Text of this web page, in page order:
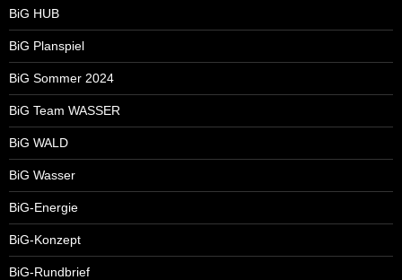
BiG HUB
BiG Planspiel
BiG Sommer 2024
BiG Team WASSER
BiG WALD
BiG Wasser
BiG-Energie
BiG-Konzept
BiG-Rundbrief